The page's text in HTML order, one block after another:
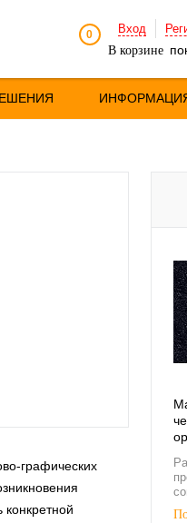
0 Вход
В корзине
графических